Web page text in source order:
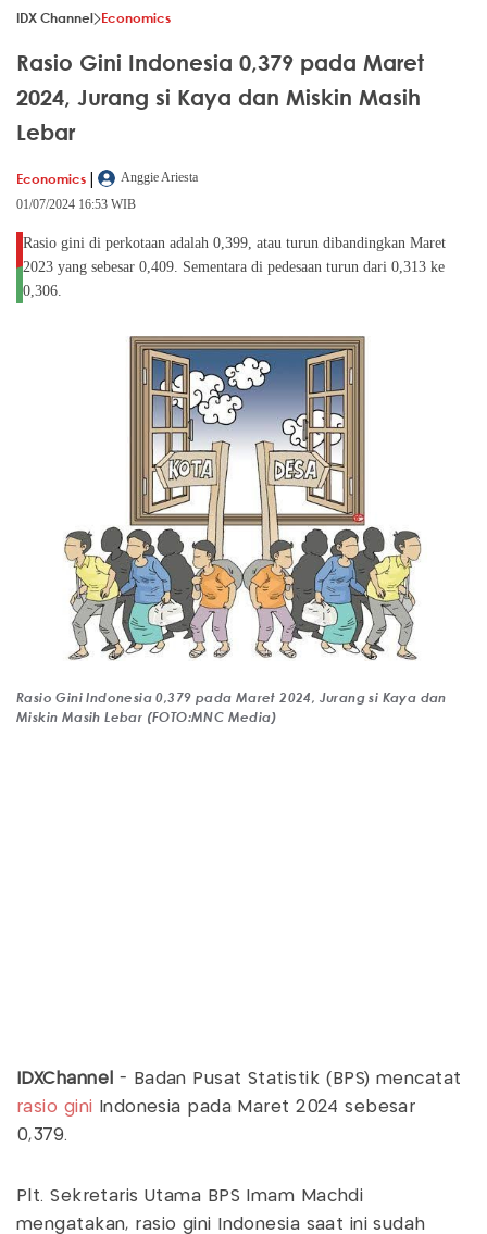
IDX Channel Economics
Rasio Gini Indonesia 0,379 pada Maret
2024, Jurang si Kaya dan Miskin Masih
Lebar
Economics |
Anggie Ariesta
01/07/2024 16:53 WIB
Rasio gini di perkotaan adalah 0,399, atau turun dibandingkan Maret
2023 yang sebesar 0,409. Sementara di pedesaan turun dari 0,313 ke
0,306.
Rasio Gini Indonesia 0,379 pada Maret 2024, Jurang si Kaya dan
Miskin Masih Lebar (FOTO:MNC Media)
IDXChannel
- Badan Pusat Statistik (BPS) mencatat
rasio gini Indonesia pada Maret 2024 sebesar
0,379.
Plt. Sekretaris Utama BPS Imam Machdi
mengatakan, rasio gini Indonesia saat ini sudah